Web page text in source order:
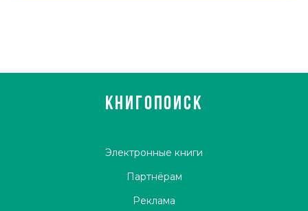
КНИГОПОИСК
Электронные книги
Партнёрам
Реклама